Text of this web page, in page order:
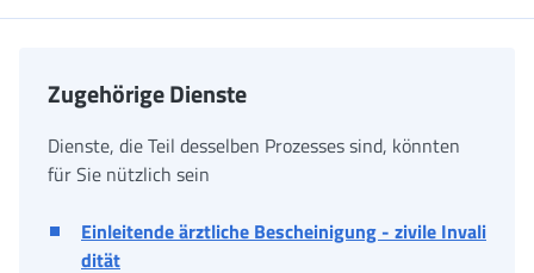
Zugehörige Dienste
Dienste, die Teil desselben Prozesses sind, könnten
für Sie nützlich sein
Einleitende ärztliche Bescheinigung - zivile Invali
dität